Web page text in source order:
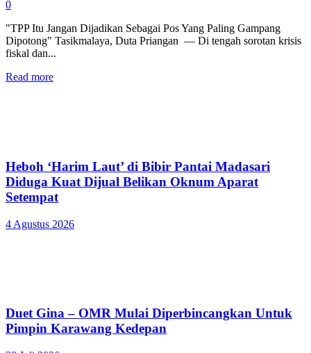
0
"TPP Itu Jangan Dijadikan Sebagai Pos Yang Paling Gampang
Dipotong" Tasikmalaya, Duta Priangan — Di tengah sorotan krisis
fiskal dan...
Read more
Heboh ‘Harim Laut’ di Bibir Pantai Madasari
Diduga Kuat Dijual Belikan Oknum Aparat
Setempat
4 Agustus 2026
Duet Gina – OMR Mulai Diperbincangkan Untuk
Pimpin Karawang Kedepan